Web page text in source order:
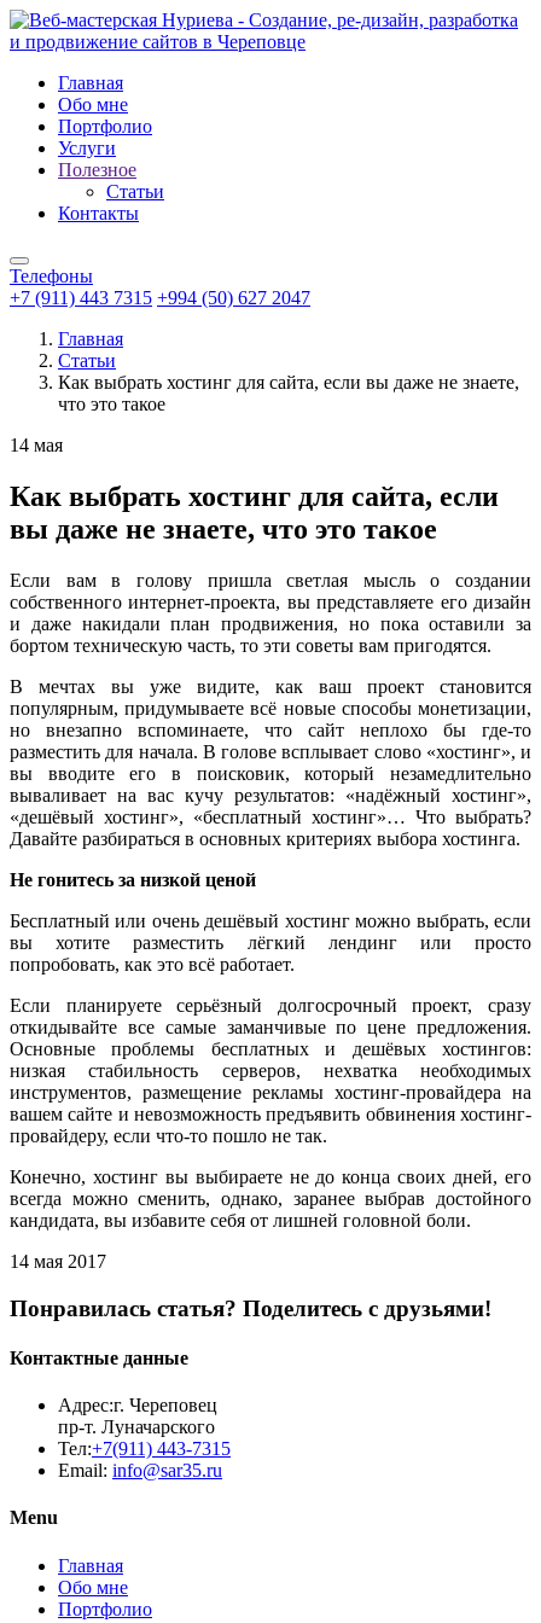
Главная
Обо мне
Портфолио
Услуги
Полезное
Статьи
Контакты
Телефоны
+7 (911) 443 7315 +994 (50) 627 2047
Главная
Статьи
Как выбрать хостинг для сайта, если вы даже не знаете,
что это такое
14 мая
Как выбрать хостинг для сайта, если
вы даже не знаете, что это такое
Если вам в голову пришла светлая мысль о создании
собственного интернет-проекта, вы представляете его дизайн
и даже накидали план продвижения, но пока оставили за
бортом техническую часть, то эти советы вам пригодятся.
В мечтах вы уже видите, как ваш проект становится
популярным, придумываете всё новые способы монетизации,
но внезапно вспоминаете, что сайт неплохо бы где-то
разместить для начала. В голове всплывает слово «хостинг», и
вы вводите его в поисковик, который незамедлительно
вываливает на вас кучу результатов: «надёжный хостинг»,
«дешёвый хостинг», «бесплатный хостинг»… Что выбрать?
Давайте разбираться в основных критериях выбора хостинга.
Не гонитесь за низкой ценой
Бесплатный или очень дешёвый хостинг можно выбрать, если
вы хотите разместить лёгкий лендинг или просто
попробовать, как это всё работает.
Если планируете серьёзный долгосрочный проект, сразу
откидывайте все самые заманчивые по цене предложения.
Основные проблемы бесплатных и дешёвых хостингов:
низкая стабильность серверов, нехватка необходимых
инструментов, размещение рекламы хостинг-провайдера на
вашем сайте и невозможность предъявить обвинения хостинг-
провайдеру, если что-то пошло не так.
Конечно, хостинг вы выбираете не до конца своих дней, его
всегда можно сменить, однако, заранее выбрав достойного
кандидата, вы избавите себя от лишней головной боли.
14 мая 2017
Понравилась статья? Поделитесь с друзьями!
Контактные данные
Адрес:г. Череповец
пр-т. Луначарского
Тел:+7(911) 443-7315
Email: info@sar35.ru
Menu
Главная
Обо мне
Портфолио